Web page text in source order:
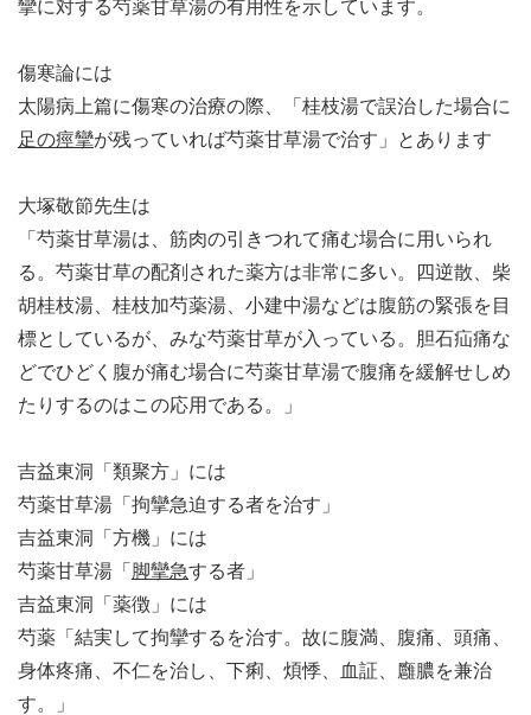
攣に対する芍薬甘草湯の有用性を示しています。
傷寒論には
太陽病上篇に傷寒の治療の際、「桂枝湯で誤治した場合に
足の痙攣が残っていれば芍薬甘草湯で治す」とあります
大塚敬節先生は
「芍薬甘草湯は、筋肉の引きつれて痛む場合に用いられ
る。芍薬甘草の配剤された薬方は非常に多い。四逆散、柴
胡桂枝湯、桂枝加芍薬湯、小建中湯などは腹筋の緊張を目
標としているが、みな芍薬甘草が入っている。胆石疝痛な
どでひどく腹が痛む場合に芍薬甘草湯で腹痛を緩解せしめ
たりするのはこの応用である。」
吉益東洞「類聚方」には
芍薬甘草湯「拘攣急迫する者を治す」
吉益東洞「方機」には
芍薬甘草湯「 脚攣急する者」
吉益東洞「薬徴」には
芍薬「結実して拘攣するを治す。故に腹満、腹痛、頭痛、
身体疼痛、不仁を治し、下痢、煩悸、血証、廱膿を兼治
す。」